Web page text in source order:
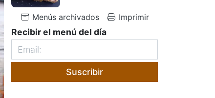
Menús archivados Imprimir
Recibir el menú del día
Suscribir